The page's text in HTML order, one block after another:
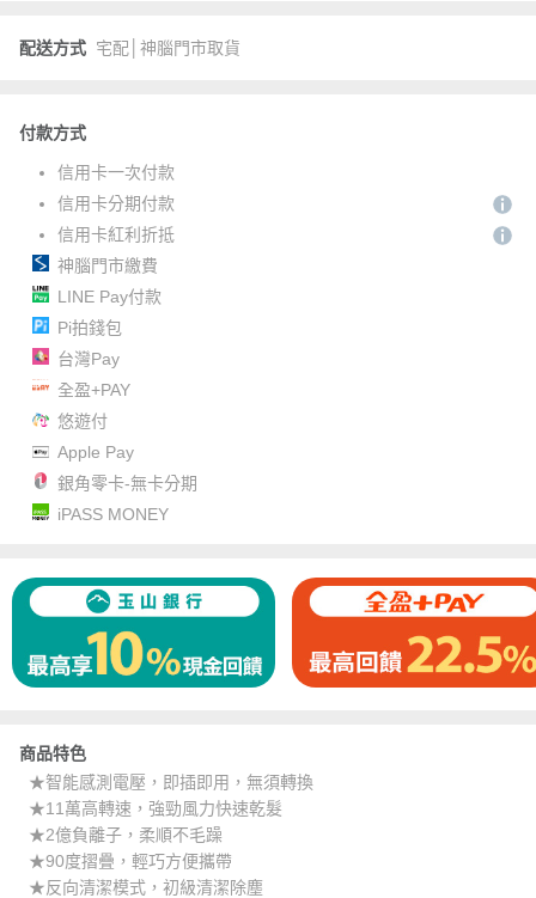
配送方式 宅配│神腦門市取貨
付款方式
信用卡一次付款
信用卡分期付款
信用卡紅利折抵
神腦門市繳費
LINE Pay付款
Pi拍錢包
台灣Pay
全盈+PAY
悠遊付
Apple Pay
銀角零卡-無卡分期
iPASS MONEY
商品特色
★智能感測電壓，即插即用，無須轉換
★11萬高轉速，強勁風力快速乾髮
★2億負離子，柔順不毛躁
★90度摺疊，輕巧方便攜帶
★反向清潔模式，初級清潔除塵